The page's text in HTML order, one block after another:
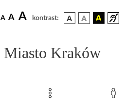
A A A kontrast:
Miasto Kraków